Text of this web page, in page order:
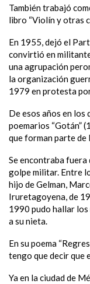
También trabajó
libro “Violín y otras
En 1955, dejó el
convirtió en
una agrupación
la organización
1979 en protesta
De esos años en
poemarios “Gotán”
que forman parte de
Se encontraba fuera
golpe militar. Entre
hijo de Gelman,
Iruretagoyena, de
1990 pudo hallar
a su nieta.
En su poema
tengo que decir que
Ya en la ciudad de